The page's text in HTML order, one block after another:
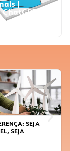
|
ChatGPT
SEJA
SEJA